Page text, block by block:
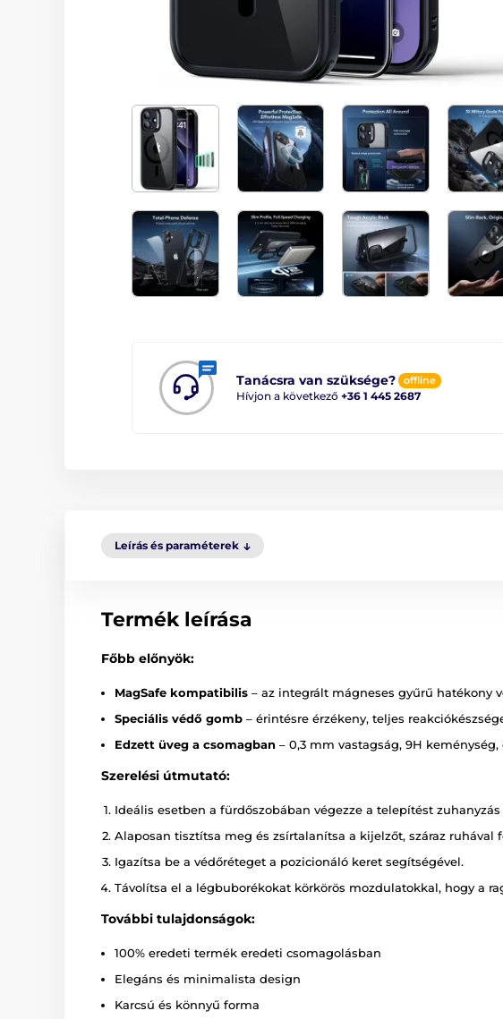
Tanácsra van szüksége? offline
Hívjon a következő +36 1 445 2687
Leírás és paraméterek
Termék leírása
Főbb előnyök:
MagSafe kompatibilis – az integrált mágneses gyűrű hatékony
Speciális védő gomb – érintésre érzékeny, teljes
Edzett üveg a csomagban – 0,3 mm vastagság, 9H
Szerelési útmutató:
Ideális esetben a fürdőszobában végezze a telepítést
Alaposan tisztítsa meg és zsírtalanítsa a kijelzőt, száraz ruhával
Igazítsa be a védőréteget a pozicionáló keret segítségével.
Távolítsa el a légbuborékokat körkörös mozdulatokkal, hogy a
További tulajdonságok:
100% eredeti termék eredeti csomagolásban
Elegáns és minimalista design
Karcsú és könnyű forma